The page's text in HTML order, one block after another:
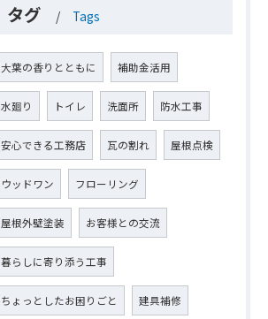
タグ Tags
大葉の香りとともに 補助金活用
水廻り トイレ 洗面所 防水工事
安心できる工務店 瓦の割れ 屋根点検
ウッドワン フローリング
屋根外壁塗装 お客様との交流
暮らしに寄り添う工事
ちょっとしたお困りごと 建具補修